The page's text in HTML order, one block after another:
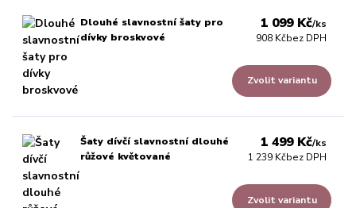
Dlouhé slavnostní šaty pro
dívky broskvové
1 099 Kč/ks
908 Kčbez DPH
Zvolit variantu
Šaty dívčí slavnostní dlouhé
růžové květované
1 499 Kč/ks
1 239 Kčbez DPH
Zvolit variantu